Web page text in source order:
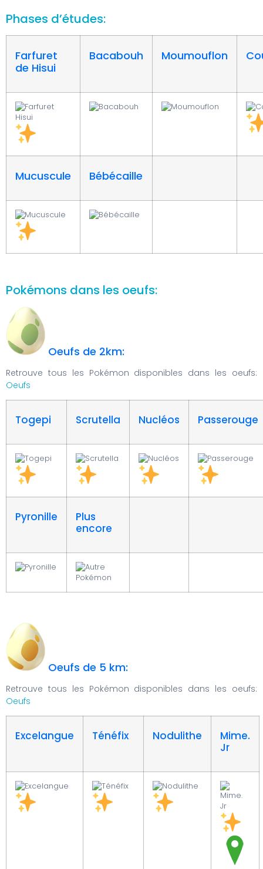
Phases d’études:
Farfuret
de Hisui
Bacabouh Moumouflon
Mucuscule Bébécaille
Pokémons dans les oeufs:
Oeufs de 2km:
Retrouve tous les Pokémon disponibles dans les oeufs:
Oeufs
Togepi Scrutella Nucléos Passerouge
Pyronille
Plus
encore
Oeufs de 5 km:
Retrouve tous les Pokémon disponibles dans les oeufs:
Oeufs
Excelangue Ténéfix Nodulithe
Mime.
Jr